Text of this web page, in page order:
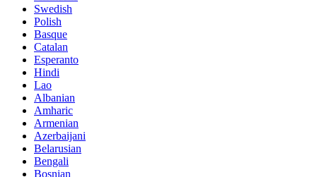
Swedish
Polish
Basque
Catalan
Esperanto
Hindi
Lao
Albanian
Amharic
Armenian
Azerbaijani
Belarusian
Bengali
Bosnian